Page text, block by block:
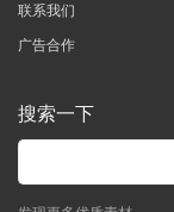
联系我们
广告合作
搜索一下